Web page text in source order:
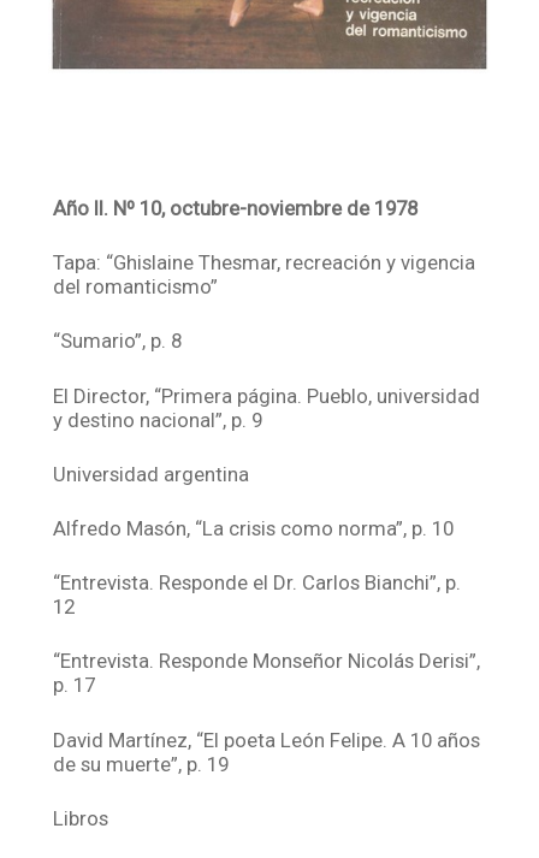
Año II. Nº 10, octubre-noviembre de 1978
Tapa: “Ghislaine Thesmar, recreación y vigencia
del romanticismo”
“Sumario”, p. 8
El Director, “Primera página. Pueblo, universidad
y destino nacional”, p. 9
Universidad argentina
Alfredo Masón, “La crisis como norma”, p. 10
“Entrevista. Responde el Dr. Carlos Bianchi”, p.
12
“Entrevista. Responde Monseñor Nicolás Derisi”,
p. 17
David Martínez, “El poeta León Felipe. A 10 años
de su muerte”, p. 19
Libros